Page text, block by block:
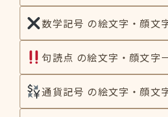
数学記号 の絵文字・顔文
句読点 の絵文字・顔文字
通貨記号 の絵文字・顔文